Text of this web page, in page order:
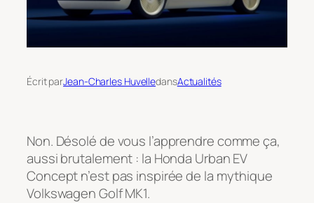
Écrit parJean-Charles HuvelledansActualités
Non. Désolé de vous l’apprendre comme ça,
aussi brutalement : la Honda Urban EV
Concept n’est pas inspirée de la mythique
Volkswagen Golf MK1.